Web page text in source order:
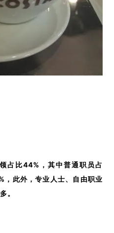
占比44%，其中普通职员占
此外，专业人士、自由职业
。